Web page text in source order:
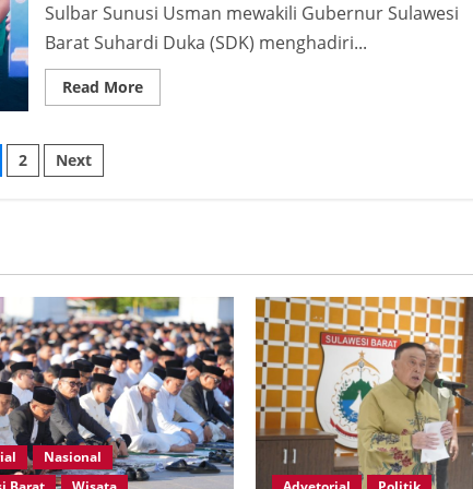
Sulbar Sunusi Usman mewakili Gubernur Sulawesi
Barat Suhardi Duka (SDK) menghadiri...
Read MoreRead
more
Hadiri
PW
GP
Ansor
Sulbar
Pelantikan
2 Next
Nasional